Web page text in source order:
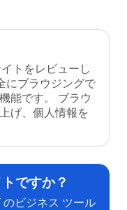
トをレビューし
にブラウジングで
能です。 ブラウ
げ、個人情報を
ですか？
のビジネス ツール